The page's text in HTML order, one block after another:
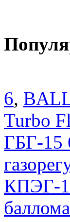
6,
Turbo
ГБГ-15
КПЭГ-